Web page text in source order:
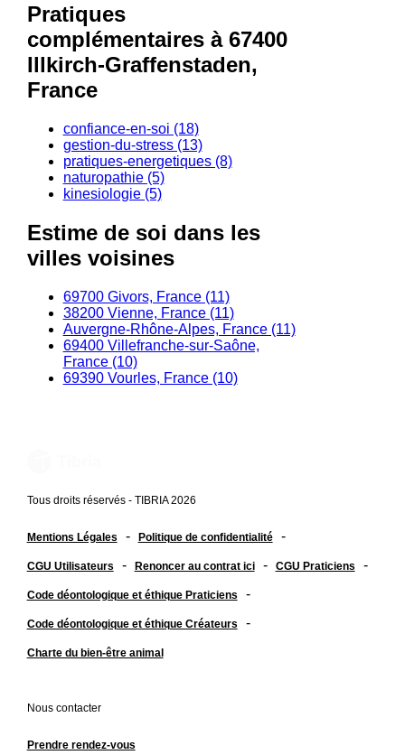
Pratiques
complémentaires à 67400
Illkirch-Graffenstaden,
France
confiance-en-soi (18)
gestion-du-stress (13)
pratiques-energetiques (8)
naturopathie (5)
kinesiologie (5)
Estime de soi dans les
villes voisines
69700 Givors, France (11)
38200 Vienne, France (11)
Auvergne-Rhône-Alpes, France (11)
69400 Villefranche-sur-Saône,
France (10)
69390 Vourles, France (10)
Tous droits réservés - TIBRIA 2026
Mentions Légales - Politique de confidentialité -
CGU Utilisateurs - Renoncer au contrat ici - CGU Praticiens -
Code déontologique et éthique Praticiens -
Code déontologique et éthique Créateurs -
Charte du bien-être animal
Nous contacter
Prendre rendez-vous